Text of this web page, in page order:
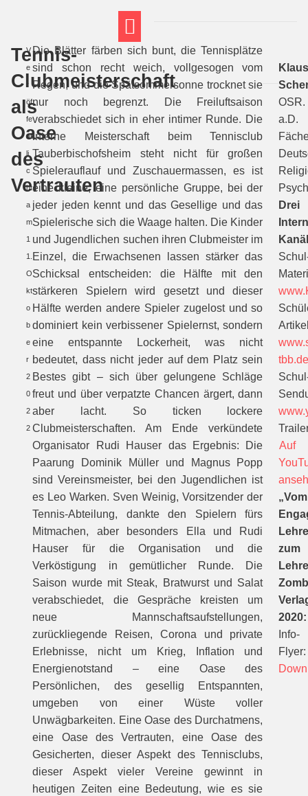
Tennis-
Clubmeisterschaft
als
Oase
des
Vertrauten
V
e
r
öf
fe
nt
li
c
ht
a
m
1
1.
O
kt
o
b
e
r
2
0
2
2
Die Blätter färben sich bunt, die Tennisplätze
sind schon recht weich, vollgesogen vom
Regen, und die Spätsommersonne trocknet sie
nur noch begrenzt. Die Freiluftsaison
verabschiedet sich in eher intimer Runde. Die
interne Meisterschaft beim Tennisclub
Tauberbischofsheim steht nicht für großen
Spielerauflauf und Zuschauermassen, es ist
eine kleine, eine persönliche Gruppe, bei der
jeder jeden kennt und das Gesellige und das
Spielerische sich die Waage halten. Die Kinder
und Jugendlichen suchen ihren Clubmeister im
Einzel, die Erwachsenen lassen stärker das
Schicksal entscheiden: die Hälfte mit den
stärkeren Spielern wird gesetzt und dieser
Hälfte werden andere Spieler zugelost und so
dominiert kein verbissener Spielernst, sondern
eine entspannte Lockerheit, was nicht
bedeutet, dass nicht jeder auf dem Platz sein
Bestes gibt – sich über gelungene Schläge
freut und über verpatzte Chancen ärgert, dann
aber lacht. So ticken lockere
Clubmeisterschaften. Am Ende verkündete
Organisator Rudi Hauser das Ergebnis: Die
Paarung Dominik Müller und Magnus Popp
sind Vereinsmeister, bei den Jugendlichen ist
es Leo Warken. Sven Weinig, Vorsitzender der
Tennis-Abteilung, dankte den Spielern fürs
Mitmachen, aber besonders Ella und Rudi
Hauser für die Organisation und die
Verköstigung in gemütlicher Runde. Die
Saison wurde mit Steak, Bratwurst und Salat
verabschiedet, die Gespräche kreisten um
neue Mannschaftsaufstellungen,
zurückliegende Reisen, Corona und private
Erlebnisse, nicht um Krieg, Inflation und
Energienotstand – eine Oase des
Persönlichen, des gesellig Entspannten,
umgeben von einer Wüste voller
Unwägbarkeiten. Eine Oase des Durchatmens,
eine Oase des Vertrauten, eine Oase des
Gesicherten, dieser Aspekt des Tennisclubs,
dieser Aspekt vieler Vereine gewinnt in
heutigen Zeiten eine Bedeutung, wie es sie
Klaus
OSR.
a.D.
Drei
tbb.de
Auf
„Vom
zum
2020:
Info-
Flyer: